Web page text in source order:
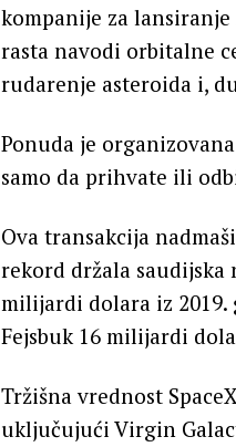
kompanije za
rasta navodi orbitalne
rudarenje asteroida i,
Ponuda je
samo da prihvate ili
Ova transakcija
rekord držala saudijska
milijardi dolara iz 2019.
Fejsbuk 16 milijardi
Tržišna vrednost
uključujući Virgin